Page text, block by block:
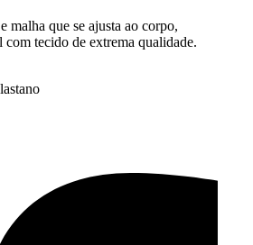
malha que se ajusta ao corpo,
tecido de extrema qualidade.